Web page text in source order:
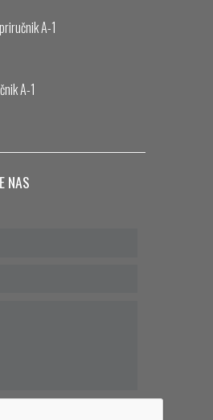
A-1
A-1
NAS